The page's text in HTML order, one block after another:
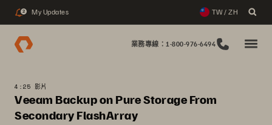
2 My Updates TW / ZH
業務專線：1-800-976-6494
4:25 影片
Veeam Backup on Pure Storage From
Secondary FlashArray